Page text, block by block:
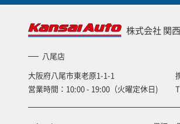
株式会社 関
八尾店
大阪府八尾市東老原1-1-1
営業時間：10:00 - 19:00（火曜定休日)